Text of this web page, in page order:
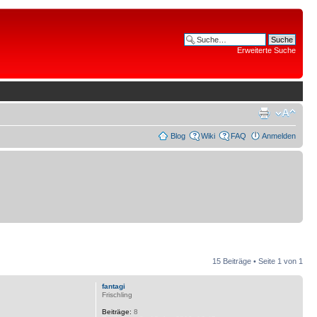
Erweiterte Suche
Blog Wiki FAQ Anmelden
15 Beiträge • Seite 1 von 1
fantagi
Frischling
Beiträge: 8